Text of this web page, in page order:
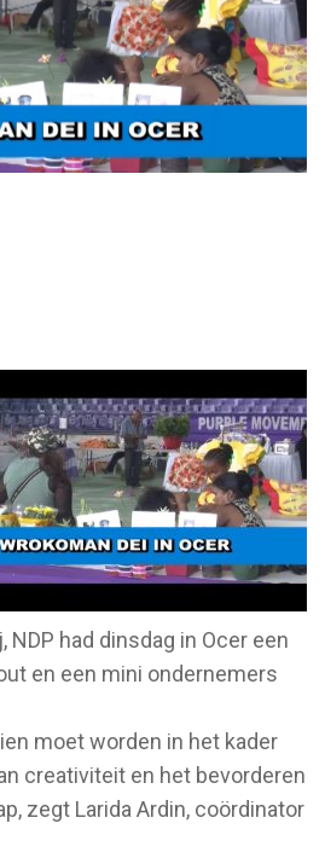
had dinsdag in Ocer een
en een mini ondernemers
moet worden in het kader
creativiteit en het bevorderen
zegt Larida Ardin, coördinator